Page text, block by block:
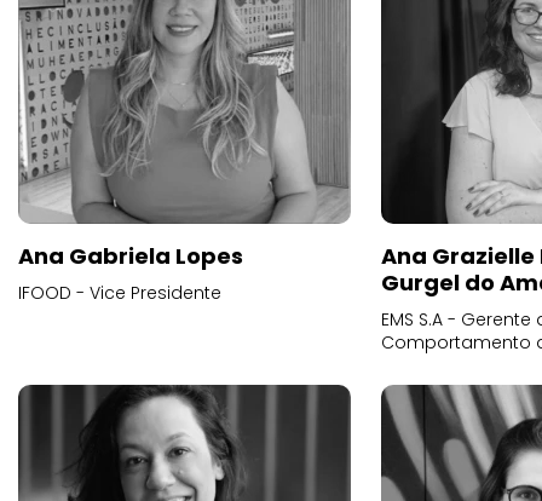
Ana Gabriela Lopes
IFOOD - Vice Presidente
Ana
Gurgel do
EMS S.A -
Comportamento